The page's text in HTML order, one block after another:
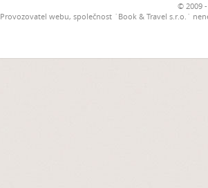
© 2009
Provozovatel webu, společnost `Book & Travel s.r.o.`